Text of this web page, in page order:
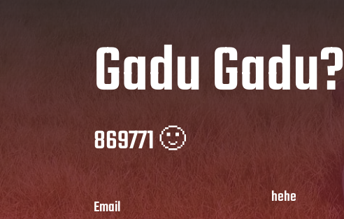
Gadu Gadu?
869771 🙂
Email hehe